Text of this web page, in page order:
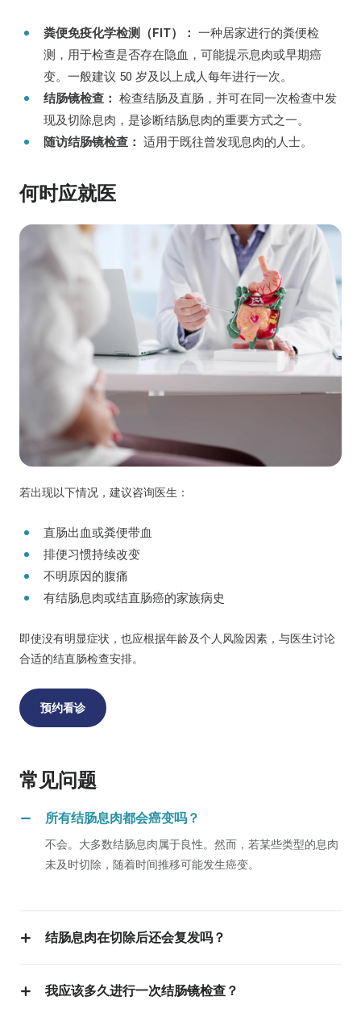
粪便免疫化学检测（FIT）： 一种居家进行的粪便检
测，用于检查是否存在隐血，可能提示息肉或早期癌
变。一般建议 50 岁及以上成人每年进行一次。
结肠镜检查： 检查结肠及直肠，并可在同一次检查中发
现及切除息肉，是诊断结肠息肉的重要方式之一。
随访结肠镜检查： 适用于既往曾发现息肉的人士。
何时应就医
若出现以下情况，建议咨询医生：
直肠出血或粪便带血
排便习惯持续改变
不明原因的腹痛
有结肠息肉或结直肠癌的家族病史
即使没有明显症状，也应根据年龄及个人风险因素，与医生讨论
合适的结直肠检查安排。
预约看诊
常见问题
所有结肠息肉都会癌变吗？
不会。大多数结肠息肉属于良性。然而，若某些类型的息肉
未及时切除，随着时间推移可能发生癌变。
结肠息肉在切除后还会复发吗？
我应该多久进行一次结肠镜检查？